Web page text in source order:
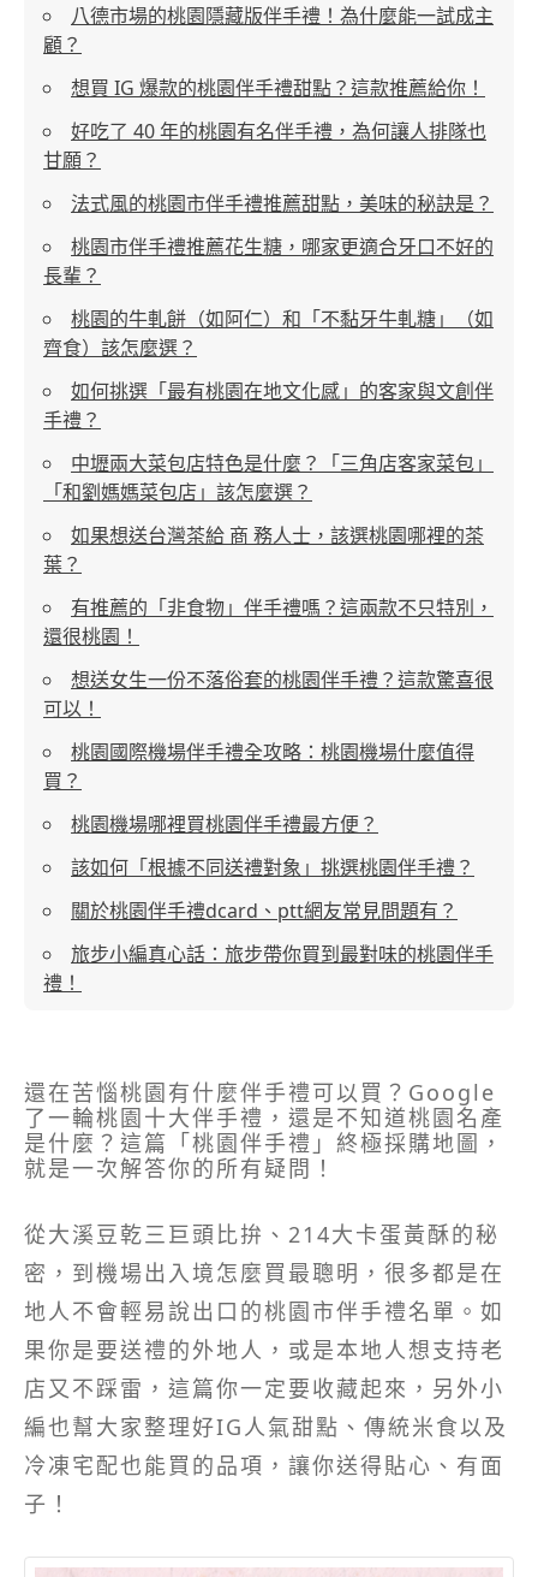
八德市場的桃園隱藏版伴手禮！為什麼能一試成主
顧？
想買 IG 爆款的桃園伴手禮甜點？這款推薦給你！
好吃了 40 年的桃園有名伴手禮，為何讓人排隊也
甘願？
法式風的桃園市伴手禮推薦甜點，美味的秘訣是？
桃園市伴手禮推薦花生糖，哪家更適合牙口不好的
長輩？
桃園的牛軋餅（如阿仁）和「不黏牙牛軋糖」（如
齊食）該怎麼選？
如何挑選「最有桃園在地文化感」的客家與文創伴
手禮？
中壢兩大菜包店特色是什麼？「三角店客家菜包」
「和劉媽媽菜包店」該怎麼選？
如果想送台灣茶給 商 務人士，該選桃園哪裡的茶
葉？
有推薦的「非食物」伴手禮嗎？這兩款不只特別，
還很桃園！
想送女生一份不落俗套的桃園伴手禮？這款驚喜很
可以！
桃園國際機場伴手禮全攻略：桃園機場什麼值得
買？
桃園機場哪裡買桃園伴手禮最方便？
該如何「根據不同送禮對象」挑選桃園伴手禮？
關於桃園伴手禮dcard、ptt網友常見問題有？
旅步小編真心話：旅步帶你買到最對味的桃園伴手
禮！
還在苦惱桃園有什麼伴手禮可以買？Google
了一輪桃園十大伴手禮，還是不知道桃園名產
是什麼？這篇「桃園伴手禮」終極採購地圖，
就是一次解答你的所有疑問！
從大溪豆乾三巨頭比拚、214大卡蛋黃酥的秘
密，到機場出入境怎麼買最聰明，很多都是在
地人不會輕易說出口的桃園市伴手禮名單。如
果你是要送禮的外地人，或是本地人想支持老
店又不踩雷，這篇你一定要收藏起來，另外小
編也幫大家整理好IG人氣甜點、傳統米食以及
冷凍宅配也能買的品項，讓你送得貼心、有面
子！